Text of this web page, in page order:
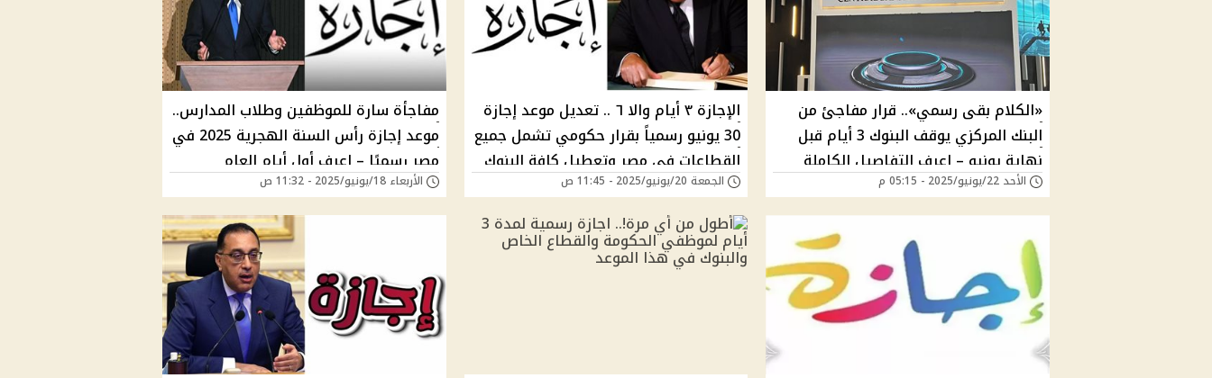
«الكلام بقى رسمي».. قرار مفاجئ من
البنك المركزي يوقف البنوك 3 أيام قبل
نهاية يونيو – اعرف التفاصيل الكاملة
الأحد 22/يونيو/2025 - 05:15 م
الإجازة ٣ أيام واﻻ ٦ .. تعديل موعد إجازة
30 يونيو رسمياً بقرار حكومي تشمل جميع
القطاعات في مصر وتعطيل كافة البنوك
هل تبدأ الأثنين أم الخميس؟
الجمعة 20/يونيو/2025 - 11:45 ص
مفاجأة سارة للموظفين وطلاب المدارس..
موعد إجازة رأس السنة الهجرية 2025 في
مصر رسميًا – اعرف أول أيام العام
الهجري الخميس أم الجمعة؟
الأربعاء 18/يونيو/2025 - 11:32 ص